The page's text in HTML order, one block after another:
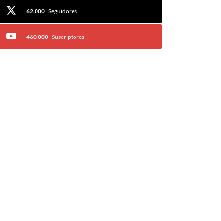
62.000 Seguidores
460.000 Suscriptores